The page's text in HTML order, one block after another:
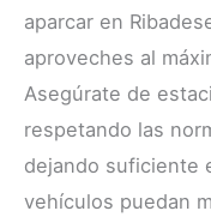
aparcar en
aproveches al
Asegúrate de
respetando las
dejando suficiente
vehículos puedan